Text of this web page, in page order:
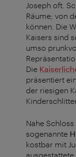
Joseph oft.
Räume; von
können. Die
Kaisers sind
umso
Die
präsentiert
der riesigen
Nahe
sogenannte
kostbar mit